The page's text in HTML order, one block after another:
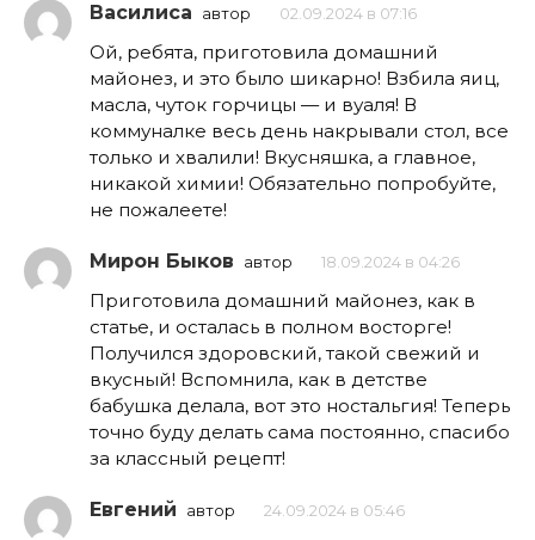
Василиса автор 02.09.2024 в 07:16
Ой, ребята, приготовила домашний
майонез, и это было шикарно! Взбила яиц,
масла, чуток горчицы — и вуаля! В
коммуналке весь день накрывали стол, все
только и хвалили! Вкусняшка, а главное,
никакой химии! Обязательно попробуйте,
не пожалеете!
Мирон Быков автор 18.09.2024 в 04:26
Приготовила домашний майонез, как в
статье, и осталась в полном восторге!
Получился здоровский, такой свежий и
вкусный! Вспомнила, как в детстве
бабушка делала, вот это ностальгия! Теперь
точно буду делать сама постоянно, спасибо
за классный рецепт!
Евгений автор 24.09.2024 в 05:46